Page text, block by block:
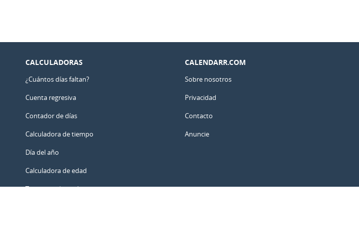
CALCULADORAS
¿Cuántos días faltan?
Cuenta regresiva
Contador de días
Calculadora de tiempo
Día del año
Calculadora de edad
Temporizador online
CALENDARR.COM
Sobre nosotros
Privacidad
Contacto
Anuncie